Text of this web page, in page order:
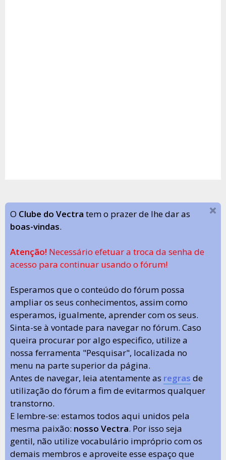
O Clube do Vectra tem o prazer de lhe dar as
boas-vindas.
Atenção! Necessário efetuar a troca da senha de
acesso para continuar usando o fórum!
Esperamos que o conteúdo do fórum possa
ampliar os seus conhecimentos, assim como
esperamos, igualmente, aprender com os seus.
Sinta-se à vontade para navegar no fórum. Caso
queira procurar por algo especifico, utilize a
nossa ferramenta "Pesquisar", localizada no
menu na parte superior da página.
Antes de navegar, leia atentamente as regras de
utilização do fórum a fim de evitarmos qualquer
transtorno.
E lembre-se: estamos todos aqui unidos pela
mesma paixão: nosso Vectra. Por isso seja
gentil, não utilize vocabulário impróprio com os
demais membros e aproveite esse espaço que